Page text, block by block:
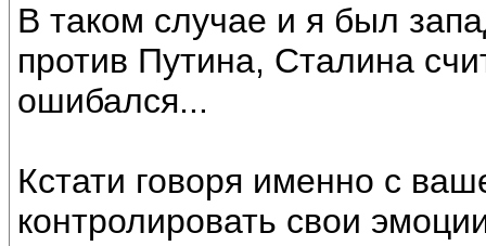
В таком случае и я был
против Путина, Сталина
ошибался...
Кстати говоря именно с
контролировать свои